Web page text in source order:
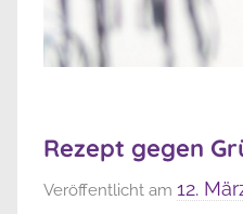
Rezept gegen
Veröffentlicht am 12.